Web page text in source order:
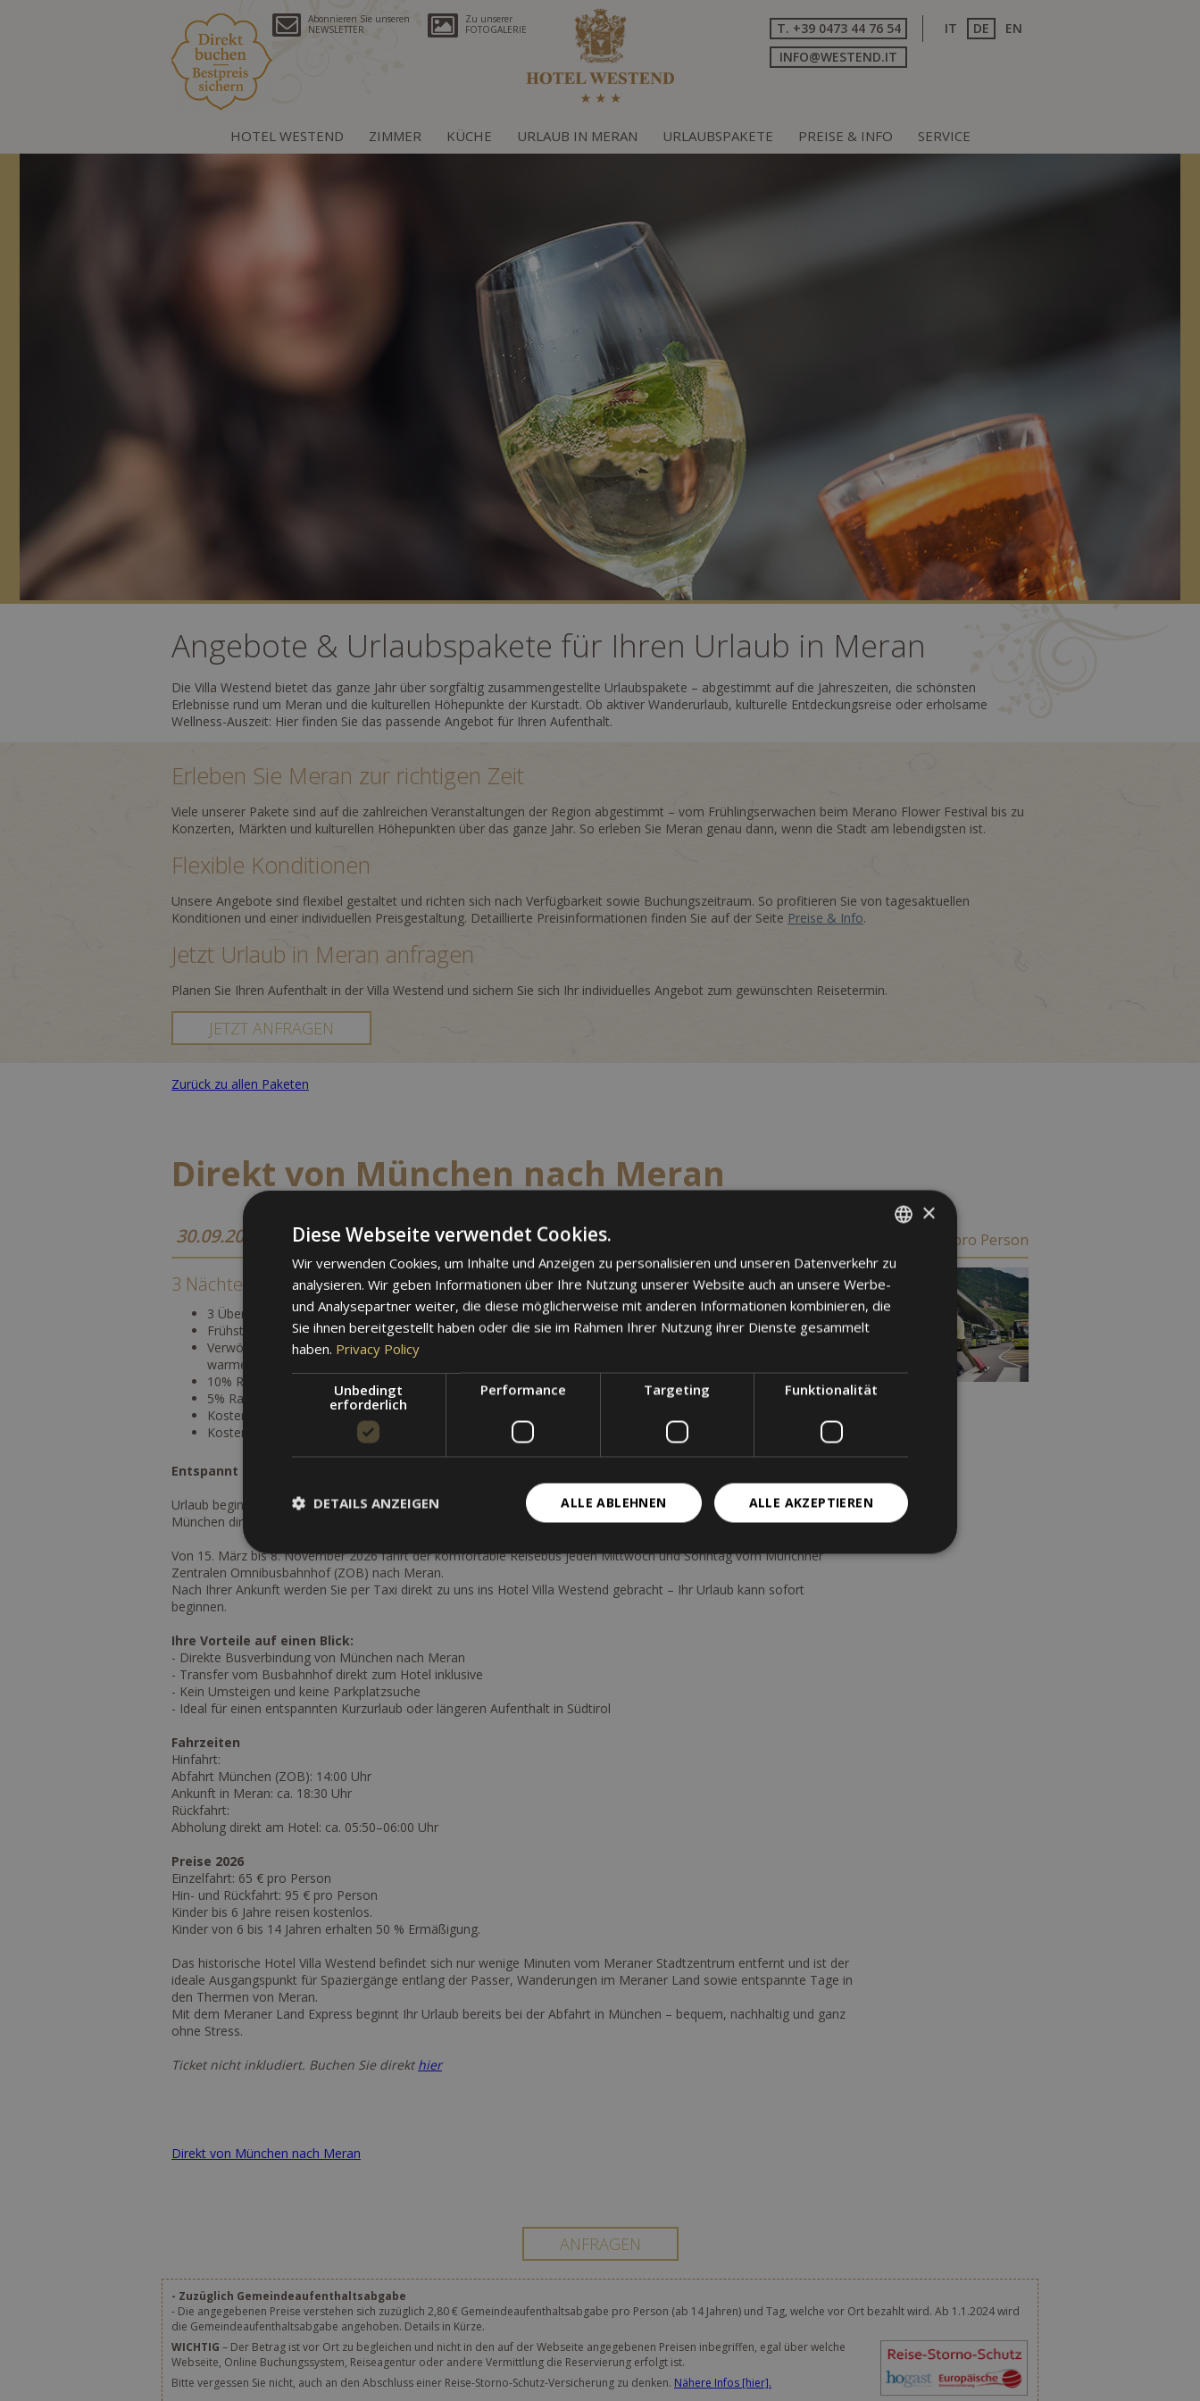
Abonnieren Sie unseren
NEWSLETTER
Zu unserer
FOTOGALERIE
IT DE EN
T. +39 0473 44 76 54
INFO@WESTEND.IT
HOTEL WESTEND ZIMMER KÜCHE URLAUB IN MERAN URLAUBSPAKETE PREISE & INFO SERVICE
Angebote & Urlaubspakete für Ihren Urlaub in Meran
Die Villa Westend bietet das ganze Jahr über sorgfältig zusammengestellte Urlaubspakete – abgestimmt auf die Jahreszeiten, die schönsten
Erlebnisse rund um Meran und die kulturellen Höhepunkte der Kurstadt. Ob aktiver Wanderurlaub, kulturelle Entdeckungsreise oder erholsame
Wellness-Auszeit: Hier finden Sie das passende Angebot für Ihren Aufenthalt.
Erleben Sie Meran zur richtigen Zeit
Viele unserer Pakete sind auf die zahlreichen Veranstaltungen der Region abgestimmt – vom Frühlingserwachen beim Merano Flower Festival bis zu
Konzerten, Märkten und kulturellen Höhepunkten über das ganze Jahr. So erleben Sie Meran genau dann, wenn die Stadt am lebendigsten ist.
Flexible Konditionen
Unsere Angebote sind flexibel gestaltet und richten sich nach Verfügbarkeit sowie Buchungszeitraum. So profitieren Sie von tagesaktuellen
Konditionen und einer individuellen Preisgestaltung. Detaillierte Preisinformationen finden Sie auf der Seite Preise & Info.
Jetzt Urlaub in Meran anfragen
Planen Sie Ihren Aufenthalt in der Villa Westend und sichern Sie sich Ihr individuelles Angebot zum gewünschten Reisetermin.
JETZT ANFRAGEN
Zurück zu allen Paketen
Direkt von München nach Meran
€ 330 pro Person
30.09.2026 - 08.11.2026
3 Nächte / 4 Tage - Meraner Land Express
3 Übernachtungen im Doppelzimmer inkl. Halbpension
Frühstücksbuffet in unserem romantischen „Art nouveau“ Saal
Verwöhnpaket Therme Meran "Special für zwei": Whirlbad mit Südtiroler Essenzen (20 Min)., Massage mit
warmen Lavasteinen (50 Min,), Thermeneintritt 2 aufeinanderfolgende Stunden
10% Rabatt auf die Eintritte in die Therme Meran
5% Rabatt auf Beauty Behandlungen und Massagen in der Therme Meran
Kostenloser Parkplatz direkt am Hotel
Kostenloser Fahrradverleih direkt im Hotel
Entspannt nach Meran reisen – mit dem Meraner Land Express
Urlaub beginnt bereits mit der Anreise. Mit dem Meraner Land Express gelangen Sie bequem und stressfrei von
München direkt nach Meran – ganz ohne Stau, Parkplatzsuche oder Umsteigen.
Von 15. März bis 8. November 2026 fährt der komfortable Reisebus jeden Mittwoch und Sonntag vom Münchner
Zentralen Omnibusbahnhof (ZOB) nach Meran.
Nach Ihrer Ankunft werden Sie per Taxi direkt zu uns ins Hotel Villa Westend gebracht – Ihr Urlaub kann sofort
beginnen.
Ihre Vorteile auf einen Blick:
- Direkte Busverbindung von München nach Meran
- Transfer vom Busbahnhof direkt zum Hotel inklusive
- Kein Umsteigen und keine Parkplatzsuche
- Ideal für einen entspannten Kurzurlaub oder längeren Aufenthalt in Südtirol
Fahrzeiten
Hinfahrt:
Abfahrt München (ZOB): 14:00 Uhr
Ankunft in Meran: ca. 18:30 Uhr
Rückfahrt:
Abholung direkt am Hotel: ca. 05:50–06:00 Uhr
Preise 2026
Einzelfahrt: 65 € pro Person
Hin- und Rückfahrt: 95 € pro Person
Kinder bis 6 Jahre reisen kostenlos.
Kinder von 6 bis 14 Jahren erhalten 50 % Ermäßigung.
Das historische Hotel Villa Westend befindet sich nur wenige Minuten vom Meraner Stadtzentrum entfernt und ist der
ideale Ausgangspunkt für Spaziergänge entlang der Passer, Wanderungen im Meraner Land sowie entspannte Tage in
den Thermen von Meran.
Mit dem Meraner Land Express beginnt Ihr Urlaub bereits bei der Abfahrt in München – bequem, nachhaltig und ganz
ohne Stress.
Ticket nicht inkludiert. Buchen Sie direkt hier
Direkt von München nach Meran
- Zuzüglich Gemeindeaufenthaltsabgabe
- Die angegebenen Preise verstehen sich zuzüglich 2,80 € Gemeindeaufenthaltsabgabe pro Person (ab 14 Jahren) und Tag, welche vor Ort bezahlt wird. Ab 1.1.2024 wird
die Gemeindeaufenthaltsabgabe angehoben. Details in Kürze.
WICHTIG – Der Betrag ist vor Ort zu begleichen und nicht in den auf der Webseite angegebenen Preisen inbegriffen, egal über welche
Webseite, Online Buchungssystem, Reiseagentur oder andere Vermittlung die Reservierung erfolgt ist.
Bitte vergessen Sie nicht, auch an den Abschluss einer Reise-Storno-Schutz-Versicherung zu denken. Nähere Infos [hier].
ITALIAN
GERMAN
ENGLISH
×
Diese Webseite verwendet Cookies.
Wir verwenden Cookies, um Inhalte und Anzeigen zu personalisieren und unseren Datenverkehr zu
analysieren. Wir geben Informationen über Ihre Nutzung unserer Website auch an unsere Werbe-
und Analysepartner weiter, die diese möglicherweise mit anderen Informationen kombinieren, die
Sie ihnen bereitgestellt haben oder die sie im Rahmen Ihrer Nutzung ihrer Dienste gesammelt
haben. Privacy Policy
Unbedingt
erforderlich
Performance Targeting Funktionalität
ALLE AKZEPTIEREN
ALLE ABLEHNEN
DETAILS ANZEIGEN